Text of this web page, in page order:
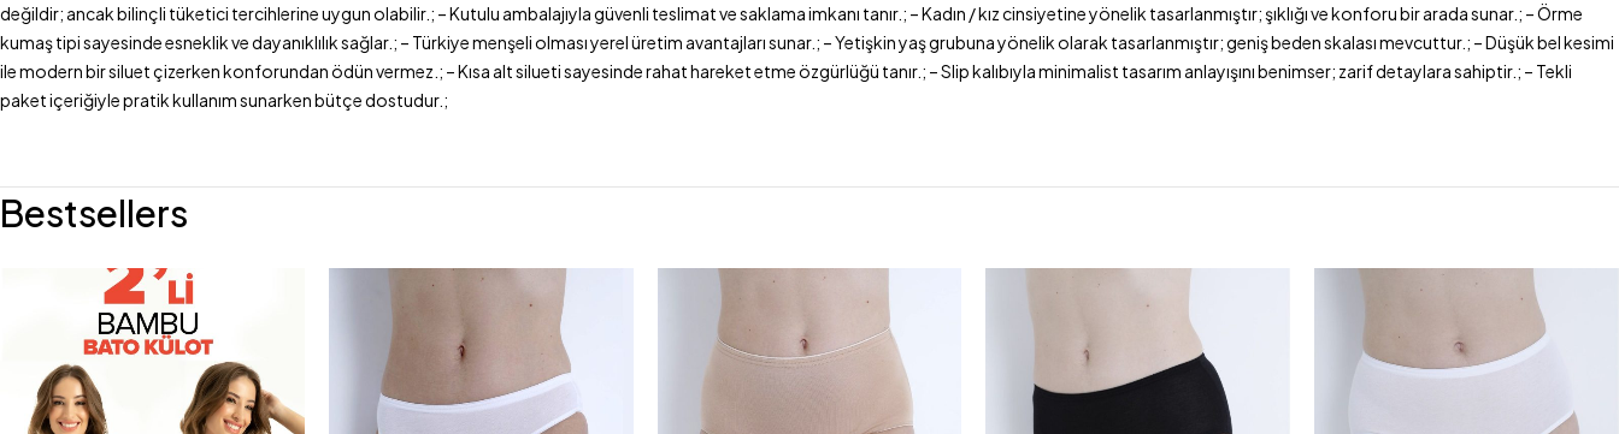
değildir; ancak bilinçli tüketici tercihlerine uygun olabilir.; – Kutulu ambalajıyla güvenli teslimat ve saklama imkanı tanır.; – Kadın / kız cinsiyetine yönelik tasarlanmıştır; şıklığı ve konforu bir arada sunar.; – Örme
kumaş tipi sayesinde esneklik ve dayanıklılık sağlar.; – Türkiye menşeli olması yerel üretim avantajları sunar.; – Yetişkin yaş grubuna yönelik olarak tasarlanmıştır; geniş beden skalası mevcuttur.; – Düşük bel kesimi
ile modern bir siluet çizerken konforundan ödün vermez.; – Kısa alt silueti sayesinde rahat hareket etme özgürlüğü tanır.; – Slip kalıbıyla minimalist tasarım anlayışını benimser; zarif detaylara sahiptir.; – Tekli
paket içeriğiyle pratik kullanım sunarken bütçe dostudur.;
Bestsellers